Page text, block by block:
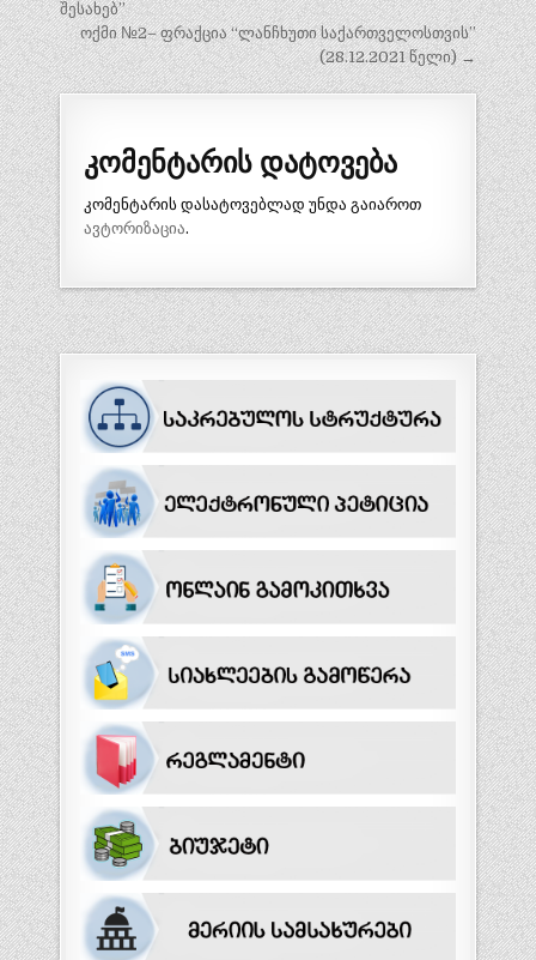
შესახებ”
ოქმი №2– ფრაქცია “ლანჩხუთი საქართველოსთვის”
(28.12.2021 წელი) →
კომენტარის დატოვება
კომენტარის დასატოვებლად უნდა გაიაროთ
ავტორიზაცია.